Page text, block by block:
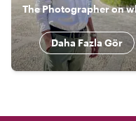
Daha Fazla Gör